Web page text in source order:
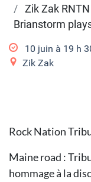
Zik Zak
Brianstorm
10 juin à 19 h
Zik Zak
Rock Nation
Maine road :
hommage à la